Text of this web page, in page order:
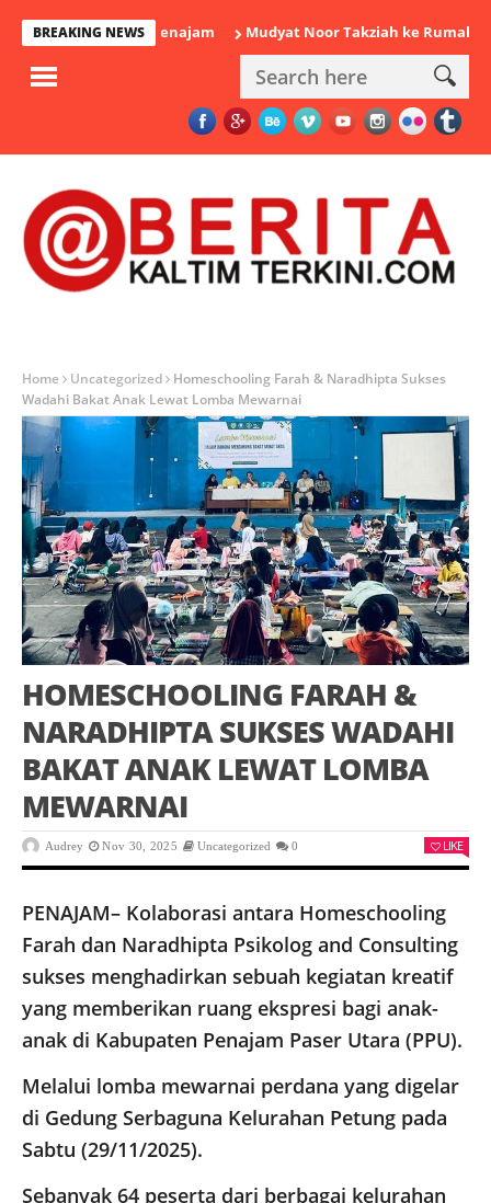
BREAKING NEWS
Polisi di Penajam Mudyat Noor Takziah ke Rumah Duka
Home Uncategorized
Homeschooling Farah & Naradhipta Sukses
Wadahi Bakat Anak Lewat Lomba Mewarnai
HOMESCHOOLING FARAH &
NARADHIPTA SUKSES WADAHI
BAKAT ANAK LEWAT LOMBA
MEWARNAI
Audrey Nov 30, 2025 Uncategorized 0 LIKE
PENAJAM– Kolaborasi antara Homeschooling
Farah dan Naradhipta Psikolog and Consulting
sukses menghadirkan sebuah kegiatan kreatif
yang memberikan ruang ekspresi bagi anak-
anak di Kabupaten Penajam Paser Utara (PPU).
Melalui lomba mewarnai perdana yang digelar
di Gedung Serbaguna Kelurahan Petung pada
Sabtu (29/11/2025).
Sebanyak 64 peserta dari berbagai kelurahan